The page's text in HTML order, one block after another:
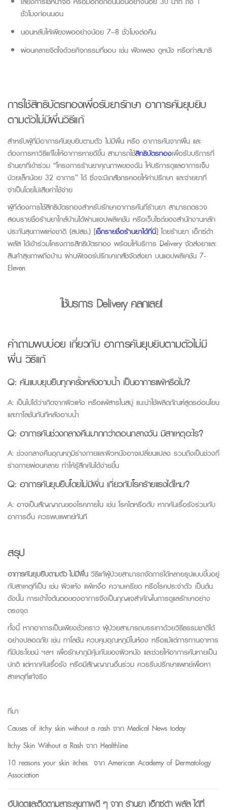
ชั่วโมงก่อนนอน
นอนหลับให้เพียงพออย่างน้อย 7–8 ชั่วโมงต่อคืน
ผ่อนคลายจิตใจด้วยกิจกรรมที่ชอบ เช่น ฟังเพลง ดูหนัง หรือทำสมาธิ
การใช้สิทธิบัตรทองเพื่อรับยารักษา อาการคันยุบยิบ
ตามตัวไม่มีผื่นวิธีแก
สำหรับผู้ที่มีอาการคันยุบยิบตามตัว ไม่มีผื่น หรือ อาการคันจากผื่น และ
ต้องการหาวิธีแก้ไขให้อาการหายดีขึ้น สามารถใช้สิทธิบัตรทองเพื่อรับบริการที่
ร้านยาที่เข้าร่วม “โครงการร้านยาคุณภาพของฉัน ให้บริการดูแลอาการเจ็บ
ป่วยเล็กน้อย 32 อาการ” ได้ ซึ่งจะมีเภสัชกรคอยให้คำปรึกษา และจ่ายยาที่
จำเป็นโดยไม่เสียค่าใช้จ่าย
ผู้ที่ต้องการใช้สิทธิบัตรทองสำหรับรักษาอาการคันที่ร้านยา สามารถตรวจ
สอบรายชื่อร้านยาใกล้บ้านได้ผ่านแอปพลิเคชัน หรือเว็บไซต์ของสำนักงานหลัก
ประกันสุขภาพแห่งชาติ (สปสช.) [เช็กรายชื่อร้านยาได้ที่นี่] โดยร้านยา เอ็กซ์ต้า
พลัส ได้เข้าร่วมโครงการสิทธิบัตรทอง พร้อมให้บริการ Deliveryจัดส่งยาและ
สินค้าสุขภาพถึงบ้าน ผ่านฟีเจอร์ปรึกษาเภสัชจัดส่งยา บนแอปพลิเคชัน 7-
Eleven
ใช้บริการ Delivery คลิกเลย!
คำถามพบบ่อย เกี่ยวกับ อาการคันยุบยิบตามตัวไม่มี
ผื่น วิธีแก้
Q: คันแบบยุบยิบทุกครั้งหลังอาบน้ำ เป็นอาการแพ้หรือไม่?
A: เป็นไปได้ว่าเกิดจากผิวแห้ง หรือแพ้สารในสบู่ แนะนำใช้ผลิตภัณฑ์สูตรอ่อนโยน
และทาโลชั่นทันทีหลังอาบน้ำ
Q: อาการคันช่วงกลางคืนมากกว่าตอนกลางวัน มีสาเหตุอะไร?
A: ช่วงกลางคืนอุณหภูมิร่างกายและผิวหนังอาจเปลี่ยนแปลง รวมถึงเป็นช่วงที่
ร่างกายผ่อนคลาย ทำให้รู้สึกคันได้ง่ายขึ้น
Q: อาการคันยุบยิบโดยไม่มีผื่น เกี่ยวกับโรคร้ายแรงได้ไหม?
A: อาจเป็นสัญญาณของโรคภายใน เช่น โรคไตหรือตับ หากคันเรื้อรังร่วมกับ
อาการอื่น ควรพบแพทย์ทันที
สรุป
อาการคันยุบยิบตามตัว ไม่มีผื่น วิธีแก้ผู้ป่วยสามารถจัดการได้หลายรูปแบบขึ้นอยู่
กับสาเหตุที่เป็น เช่น ผิวแห้ง แพ้เหงื่อ ความเครียด หรือโรคประจำตัว เป็นต้น
ดังนั้น การเข้าใจต้นตอของอาการจึงเป็นกุญแจสำคัญในการดูแลรักษาอย่าง
ตรงจุด
ทั้งนี้ หากอาการเป็นเพียงชั่วคราว ผู้ป่วยสามารถบรรเทาด้วยวิธีธรรมชาติได้
อย่างปลอดภัย เช่น ทาโลชัน ควบคุมอุณหภูมิในห้อง หรือแม้แต่การทานอาหาร
ที่มีประโยชน์ ฯลฯ เพื่อรักษาภูมิคุ้มกันของผิวหนัง และช่วยให้อาการคันหายเป็น
ปกติ แต่หากคันเรื้อรัง หรือมีสัญญาณอื่นร่วม ควรรีบปรึกษาแพทย์เพื่อหา
สาเหตุที่แท้จริง
ที่มา
Causes of itchy skin without a rash จาก Medical News today
Itchy Skin Without a Rash จาก Healthline
10 reasons your skin itches จาก American Academy of Dermatology
Association
อัปเดตและติดตามสาระสุขภาพดี ๆ จากร้านยา เอ็กซ์ต้า พลัสได้ที่